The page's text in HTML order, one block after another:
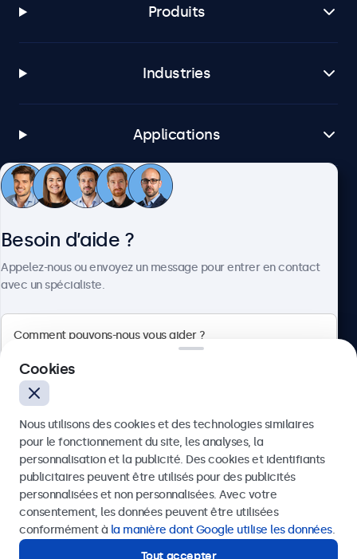
Produits
Industries
Applications
Service client
4.8/5 noté par 5000+ entreprises
Français
Besoin d’aide ?
Appelez-nous ou envoyez un message pour entrer en contact
avec un spécialiste.
Envoyer
Ou appelez-nous au01 79 97 48 02
Cookies
Nous utilisons des cookies et des technologies similaires
pour le fonctionnement du site, les analyses, la
personnalisation et la publicité. Des cookies et identifiants
publicitaires peuvent être utilisés pour des publicités
personnalisées et non personnalisées. Avec votre
consentement, les données peuvent être utilisées
conformément à la manière dont Google utilise les données.
Tout accepter